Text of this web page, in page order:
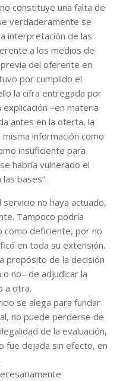
constituye una falta de
verdaderamente se
interpretación de las
a los medios de
del oferente en
por cumplido el
la cifra entregada por
–en materia
antes en la oferta, la
información como
insuficiente para
habría vulnerado el
bases”.
no haya actuado,
Tampoco podría
como deficiente, por no
en toda su extensión.
propósito de la decisión
no– de adjudicar la
a otra.
se alega para fundar
no puede perderse de
de la evaluación,
fue dejada sin efecto, en